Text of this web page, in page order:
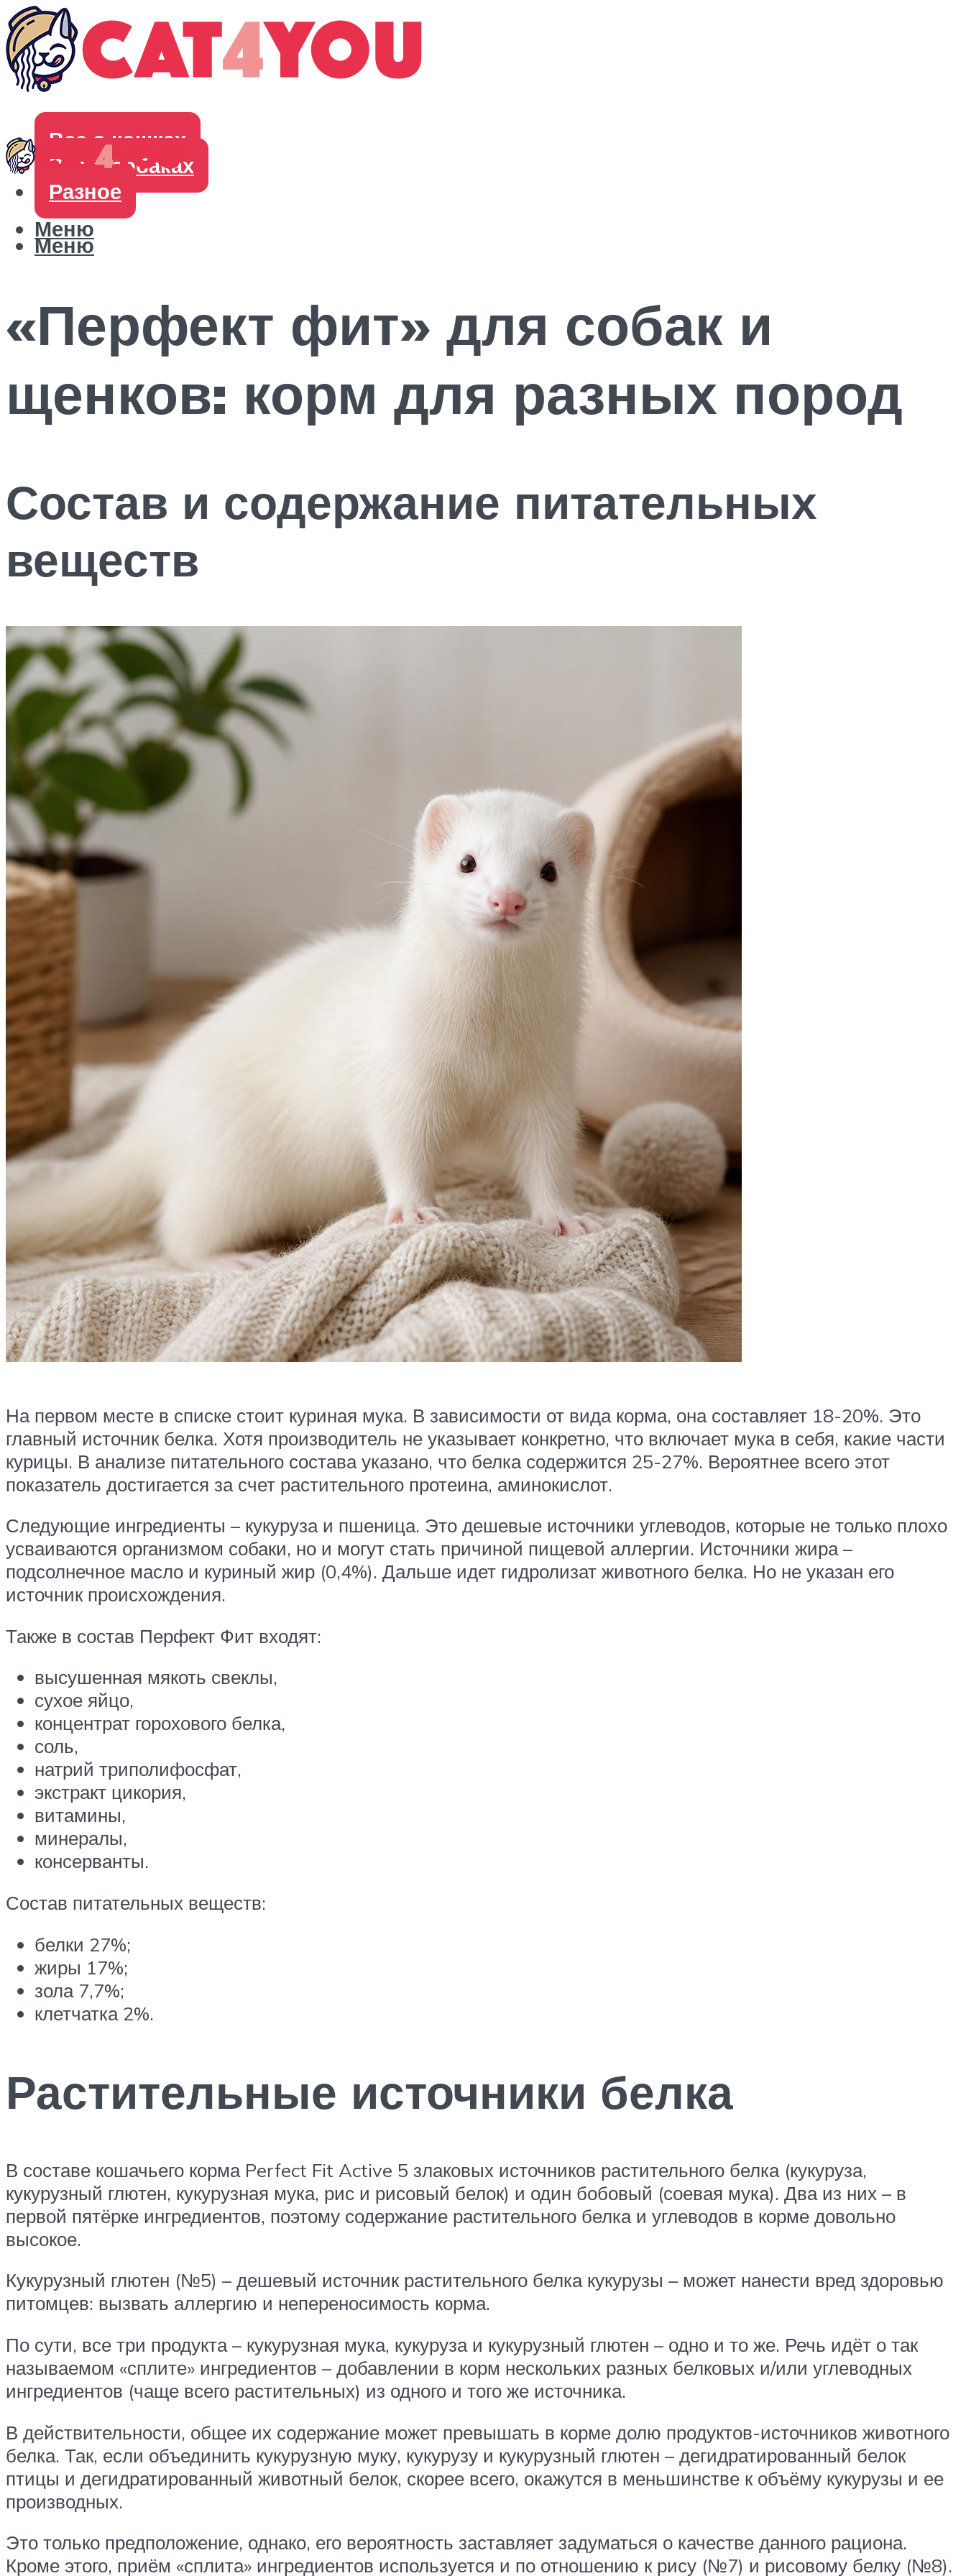
Все о кошках
Все о собаках
Разное
Меню
Меню
«Перфект фит» для собак и
щенков: корм для разных пород
Состав и содержание питательных
веществ
На первом месте в списке стоит куриная мука. В зависимости от вида корма, она составляет 18-20%. Это
главный источник белка. Хотя производитель не указывает конкретно, что включает мука в себя, какие части
курицы. В анализе питательного состава указано, что белка содержится 25-27%. Вероятнее всего этот
показатель достигается за счет растительного протеина, аминокислот.
Следующие ингредиенты – кукуруза и пшеница. Это дешевые источники углеводов, которые не только плохо
усваиваются организмом собаки, но и могут стать причиной пищевой аллергии. Источники жира –
подсолнечное масло и куриный жир (0,4%). Дальше идет гидролизат животного белка. Но не указан его
источник происхождения.
Также в состав Перфект Фит входят:
высушенная мякоть свеклы,
сухое яйцо,
концентрат горохового белка,
соль,
натрий триполифосфат,
экстракт цикория,
витамины,
минералы,
консерванты.
Состав питательных веществ:
белки 27%;
жиры 17%;
зола 7,7%;
клетчатка 2%.
Растительные источники белка
В составе кошачьего корма Perfect Fit Active 5 злаковых источников растительного белка (кукуруза,
кукурузный глютен, кукурузная мука, рис и рисовый белок) и один бобовый (соевая мука). Два из них – в
первой пятёрке ингредиентов, поэтому содержание растительного белка и углеводов в корме довольно
высокое.
Кукурузный глютен (№5) – дешевый источник растительного белка кукурузы – может нанести вред здоровью
питомцев: вызвать аллергию и непереносимость корма.
По сути, все три продукта – кукурузная мука, кукуруза и кукурузный глютен – одно и то же. Речь идёт о так
называемом «сплите» ингредиентов – добавлении в корм нескольких разных белковых и/или углеводных
ингредиентов (чаще всего растительных) из одного и того же источника.
В действительности, общее их содержание может превышать в корме долю продуктов-источников животного
белка. Так, если объединить кукурузную муку, кукурузу и кукурузный глютен – дегидратированный белок
птицы и дегидратированный животный белок, скорее всего, окажутся в меньшинстве к объёму кукурузы и ее
производных.
Это только предположение, однако, его вероятность заставляет задуматься о качестве данного рациона.
Кроме этого, приём «сплита» ингредиентов используется и по отношению к рису (№7) и рисовому белку (№8).